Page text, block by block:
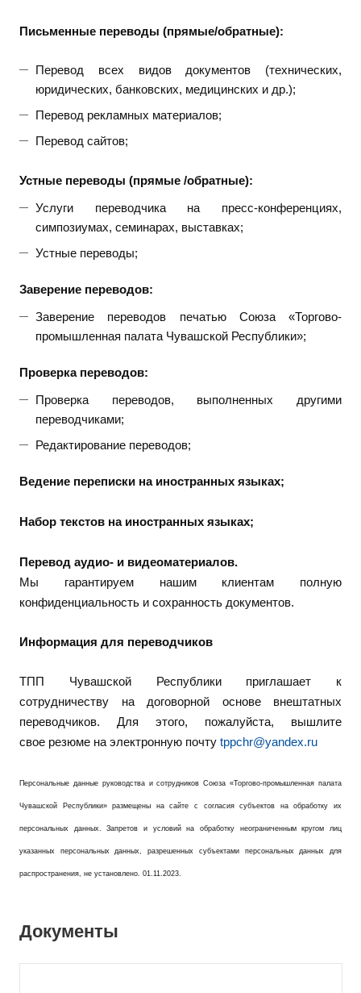
Письменные переводы (прямые/обратные):
Перевод всех видов документов (технических,
юридических, банковских, медицинских и др.);
Перевод рекламных материалов;
Перевод сайтов;
Устные переводы (прямые /обратные):
Услуги переводчика на пресс-конференциях,
симпозиумах, семинарах, выставках;
Устные переводы;
Заверение переводов:
Заверение переводов печатью Союза «Торгово-
промышленная палата Чувашской Республики»;
Проверка переводов:
Проверка переводов, выполненных другими
переводчиками;
Редактирование переводов;
Ведение переписки на иностранных языках;
Набор текстов на иностранных языках;
Перевод аудио- и видеоматериалов.
Мы гарантируем нашим клиентам полную
конфиденциальность и сохранность документов.
Информация для переводчиков
ТПП Чувашской Республики приглашает к
сотрудничеству на договорной основе внештатных
переводчиков. Для этого, пожалуйста, вышлите
свое резюме на электронную почту tppchr@yandex.ru
Персональные данные руководства и сотрудников Союза «Торгово-промышленная палата
Чувашской Республики» размещены на сайте с согласия субъектов на обработку их
персональных данных. Запретов и условий на обработку неограниченным кругом лиц
указанных персональных данных, разрешенных субъектами персональных данных для
распространения, не установлено. 01.11.2023.
Документы